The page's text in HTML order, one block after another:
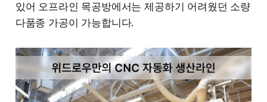
있어 오프라인 목공방에서는 제공하기 어려웠던 소량
다품종 가공이 가능합니다.